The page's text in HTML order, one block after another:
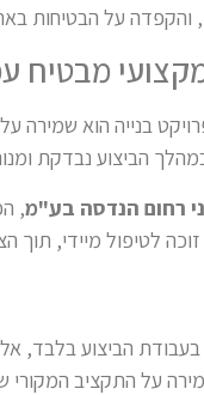
והקפדה על הבטיחות
מבטיח
בנייה הוא שמירה על
הביצוע נבדקת
רחום הנדסה בע"מ,
לטיפול מיידי,
בעבודת הביצוע בלבד,
על התקציב המקורי